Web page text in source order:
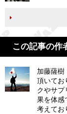
この記事の作
加藤薩樹
頂いてお
クやサプ
果を体感
考えてお